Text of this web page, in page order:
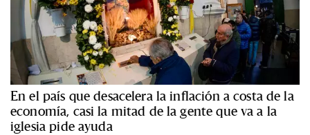
En el país que desacelera la inflación a costa de la
economía, casi la mitad de la gente que va a la
iglesia pide ayuda